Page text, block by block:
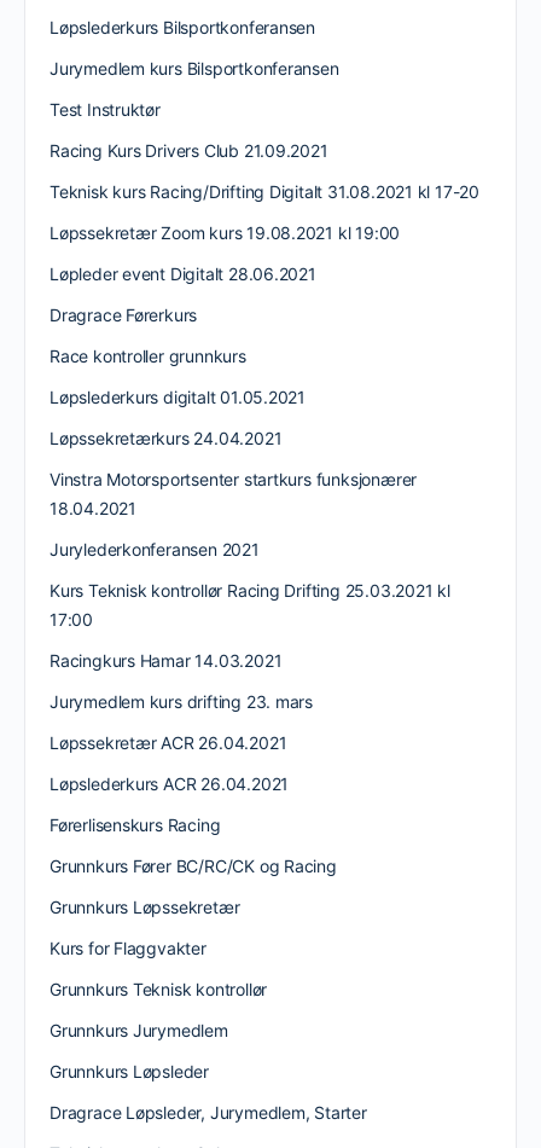
Løpslederkurs Bilsportkonferansen
Jurymedlem kurs Bilsportkonferansen
Test Instruktør
Racing Kurs Drivers Club 21.09.2021
Teknisk kurs Racing/Drifting Digitalt 31.08.2021 kl 17-20
Løpssekretær Zoom kurs 19.08.2021 kl 19:00
Løpleder event Digitalt 28.06.2021
Dragrace Førerkurs
Race kontroller grunnkurs
Løpslederkurs digitalt 01.05.2021
Løpssekretærkurs 24.04.2021
Vinstra Motorsportsenter startkurs funksjonærer
18.04.2021
Jurylederkonferansen 2021
Kurs Teknisk kontrollør Racing Drifting 25.03.2021 kl
17:00
Racingkurs Hamar 14.03.2021
Jurymedlem kurs drifting 23. mars
Løpssekretær ACR 26.04.2021
Løpslederkurs ACR 26.04.2021
Førerlisenskurs Racing
Grunnkurs Fører BC/RC/CK og Racing
Grunnkurs Løpssekretær
Kurs for Flaggvakter
Grunnkurs Teknisk kontrollør
Grunnkurs Jurymedlem
Grunnkurs Løpsleder
Dragrace Løpsleder, Jurymedlem, Starter